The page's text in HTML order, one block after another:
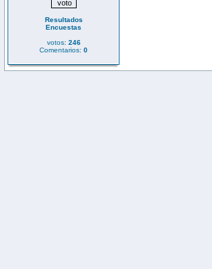
Resultados
Encuestas
votos: 246
Comentarios: 0